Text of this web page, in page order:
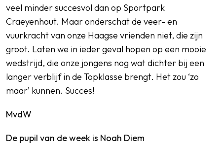
veel minder succesvol dan op Sportpark
Craeyenhout. Maar onderschat de veer- en
vuurkracht van onze Haagse vrienden niet, die zijn
groot. Laten we in ieder geval hopen op een mooie
wedstrijd, die onze jongens nog wat dichter bij een
langer verblijf in de Topklasse brengt. Het zou ‘zo
maar’ kunnen. Succes!
MvdW
De pupil van de week is Noah Diem